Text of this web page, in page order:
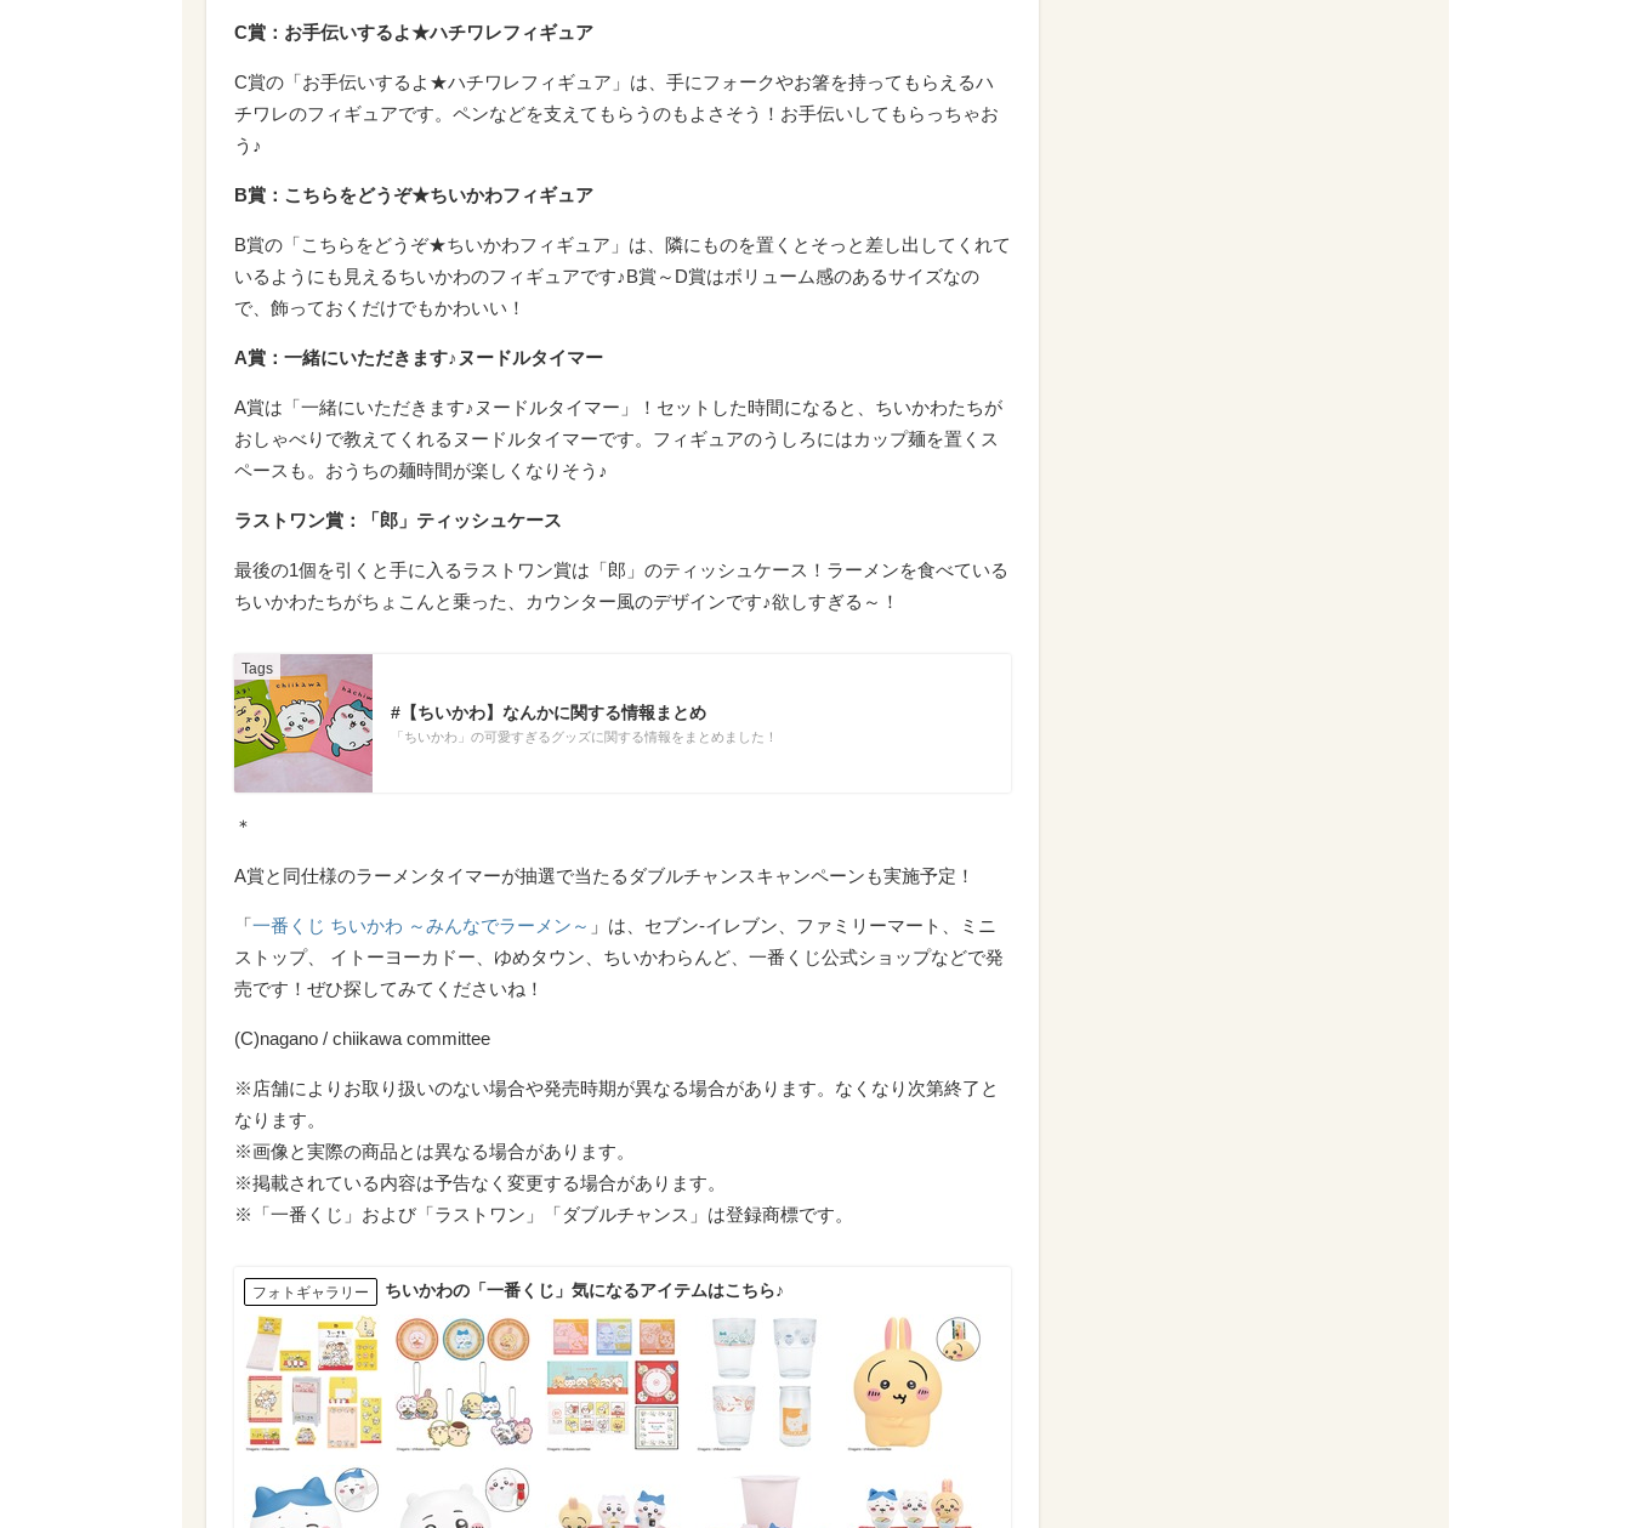
C賞：お手伝いするよ★ハチワレフィギュア
C賞の「お手伝いするよ★ハチワレフィギュア」は、手にフォークやお箸を持ってもらえるハ
チワレのフィギュアです。ペンなどを支えてもらうのもよさそう！お手伝いしてもらっちゃお
う♪
B賞：こちらをどうぞ★ちいかわフィギュア
B賞の「こちらをどうぞ★ちいかわフィギュア」は、隣にものを置くとそっと差し出してくれて
いるようにも見えるちいかわのフィギュアです♪B賞～D賞はボリューム感のあるサイズなの
で、飾っておくだけでもかわいい！
A賞：一緒にいただきます♪ヌードルタイマー
A賞は「一緒にいただきます♪ヌードルタイマー」！セットした時間になると、ちいかわたちが
おしゃべりで教えてくれるヌードルタイマーです。フィギュアのうしろにはカップ麺を置くス
ペースも。おうちの麺時間が楽しくなりそう♪
ラストワン賞：「郎」ティッシュケース
最後の1個を引くと手に入るラストワン賞は「郎」のティッシュケース！ラーメンを食べている
ちいかわたちがちょこんと乗った、カウンター風のデザインです♪欲しすぎる～！
#【ちいかわ】なんかに関する情報まとめ
「ちいかわ」の可愛すぎるグッズに関する情報をまとめました！
＊
A賞と同仕様のラーメンタイマーが抽選で当たるダブルチャンスキャンペーンも実施予定！
「一番くじ ちいかわ ～みんなでラーメン～ 」は、セブン‐イレブン、ファミリーマート、ミニ
ストップ、 イトーヨーカドー、ゆめタウン、ちいかわらんど、一番くじ公式ショップなどで発
売です！ぜひ探してみてくださいね！
(C)nagano / chiikawa committee
※店舗によりお取り扱いのない場合や発売時期が異なる場合があります。なくなり次第終了と
なります。
※画像と実際の商品とは異なる場合があります。
※掲載されている内容は予告なく変更する場合があります。
※「一番くじ」および「ラストワン」「ダブルチャンス」は登録商標です。
フォトギャラリー ちいかわの「一番くじ」気になるアイテムはこちら♪